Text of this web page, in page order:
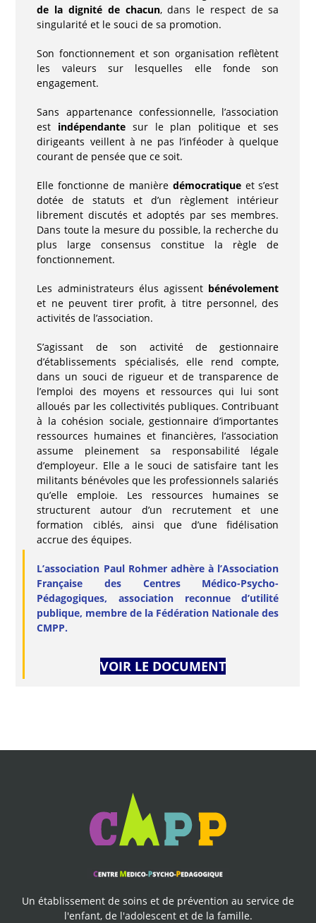
de la dignité de chacun, dans le respect de sa
singularité et le souci de sa promotion.
Son fonctionnement et son organisation reflètent
les valeurs sur lesquelles elle fonde son
engagement.
Sans appartenance confessionnelle, l’association
est indépendante sur le plan politique et ses
dirigeants veillent à ne pas l’inféoder à quelque
courant de pensée que ce soit.
Elle fonctionne de manière démocratiqueet s’est
dotée de statuts et d’un règlement intérieur
librement discutés et adoptés par ses membres.
Dans toute la mesure du possible, la recherche du
plus large consensus constitue la règle de
fonctionnement.
Les administrateurs élus agissent bénévolement
et ne peuvent tirer profit, à titre personnel, des
activités de l’association.
S’agissant de son activité de gestionnaire
d’établissements spécialisés, elle rend compte,
dans un souci de rigueur et de transparence de
l’emploi des moyens et ressources qui lui sont
alloués par les collectivités publiques. Contribuant
à la cohésion sociale, gestionnaire d’importantes
ressources humaines et financières, l’association
assume pleinement sa responsabilité légale
d’employeur. Elle a le souci de satisfaire tant les
militants bénévoles que les professionnels salariés
qu’elle emploie. Les ressources humaines se
structurent autour d’un recrutement et une
formation ciblés, ainsi que d’une fidélisation
accrue des équipes.
L’association Paul Rohmer adhère à l’Association
Française des Centres Médico-Psycho-
Pédagogiques, association reconnue d’utilité
publique, membre de la Fédération Nationale des
CMPP.
VOIR LE DOCUMENT
Un établissement de soins et de prévention au service de
l'enfant, de l'adolescent et de la famille.